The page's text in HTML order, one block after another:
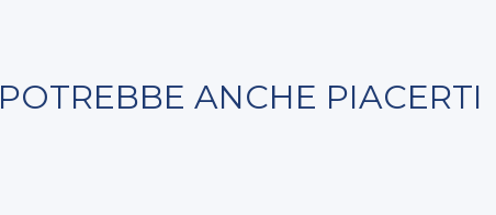
POTREBBE ANCHE PIACERTI